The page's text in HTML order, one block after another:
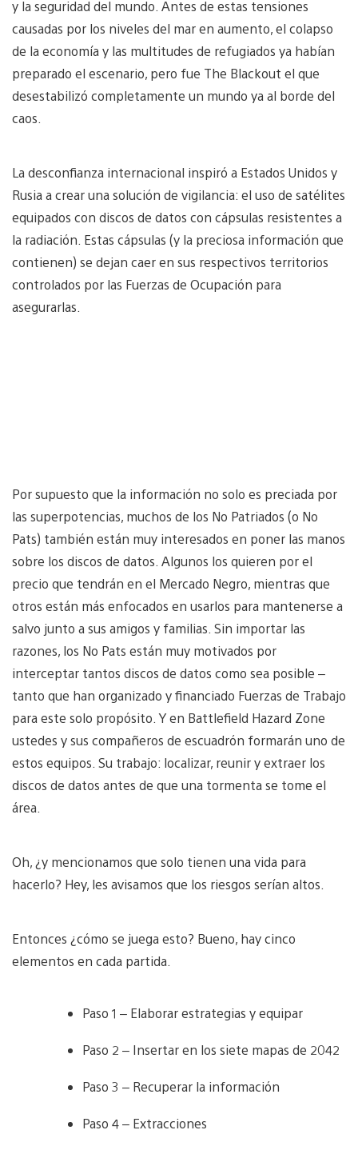
y la seguridad del mundo. Antes de estas tensiones
causadas por los niveles del mar en aumento, el colapso
de la economía y las multitudes de refugiados ya habían
preparado el escenario, pero fue The Blackout el que
desestabilizó completamente un mundo ya al borde del
caos.
La desconfianza internacional inspiró a Estados Unidos y
Rusia a crear una solución de vigilancia: el uso de satélites
equipados con discos de datos con cápsulas resistentes a
la radiación. Estas cápsulas (y la preciosa información que
contienen) se dejan caer en sus respectivos territorios
controlados por las Fuerzas de Ocupación para
asegurarlas.
Por supuesto que la información no solo es preciada por
las superpotencias, muchos de los No Patriados (o No
Pats) también están muy interesados en poner las manos
sobre los discos de datos. Algunos los quieren por el
precio que tendrán en el Mercado Negro, mientras que
otros están más enfocados en usarlos para mantenerse a
salvo junto a sus amigos y familias. Sin importar las
razones, los No Pats están muy motivados por
interceptar tantos discos de datos como sea posible –
tanto que han organizado y financiado Fuerzas de Trabajo
para este solo propósito. Y en Battlefield Hazard Zone
ustedes y sus compañeros de escuadrón formarán uno de
estos equipos. Su trabajo: localizar, reunir y extraer los
discos de datos antes de que una tormenta se tome el
área.
Oh, ¿y mencionamos que solo tienen una vida para
hacerlo? Hey, les avisamos que los riesgos serían altos.
Entonces ¿cómo se juega esto? Bueno, hay cinco
elementos en cada partida.
Paso 1 – Elaborar estrategias y equipar
Paso 2 – Insertar en los siete mapas de 2042
Paso 3 – Recuperar la información
Paso 4 – Extracciones